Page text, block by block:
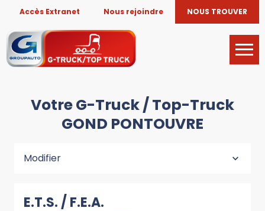
Accès Extranet Nous rejoindre NOUS TROUVER
Votre G-Truck / Top-Truck
GOND PONTOUVRE
Modifier
E.T.S. / F.E.A.